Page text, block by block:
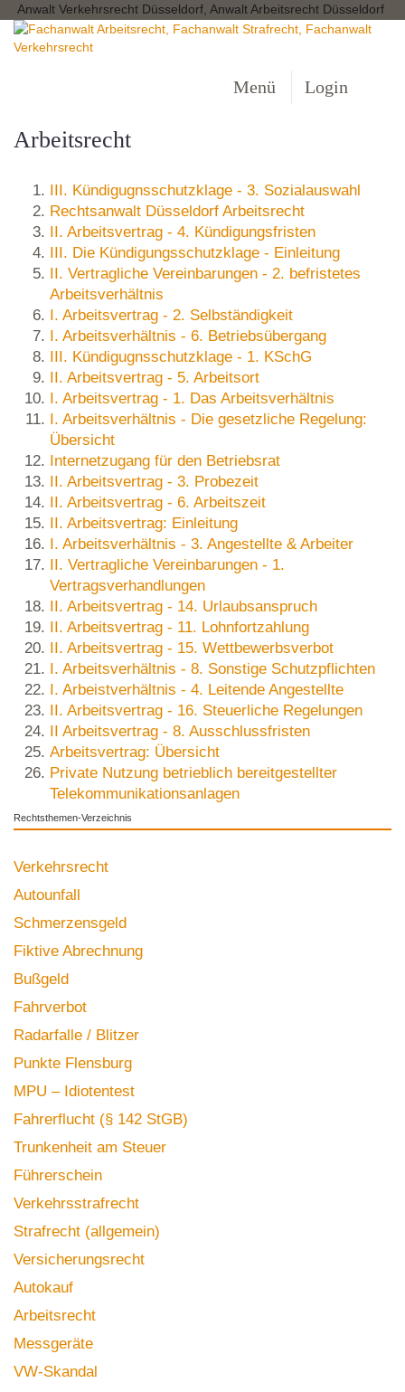
Anwalt Verkehrsrecht Düsseldorf, Anwalt Arbeitsrecht Düsseldorf
Menü Login
Arbeitsrecht
III. Kündigugnsschutzklage - 3. Sozialauswahl
Rechtsanwalt Düsseldorf Arbeitsrecht
II. Arbeitsvertrag - 4. Kündigungsfristen
III. Die Kündigungsschutzklage - Einleitung
II. Vertragliche Vereinbarungen - 2. befristetes
Arbeitsverhältnis
I. Arbeitsvertrag - 2. Selbständigkeit
I. Arbeitsverhältnis - 6. Betriebsübergang
III. Kündigugnsschutzklage - 1. KSchG
II. Arbeitsvertrag - 5. Arbeitsort
I. Arbeitsvertrag - 1. Das Arbeitsverhältnis
I. Arbeitsverhältnis - Die gesetzliche Regelung:
Übersicht
Internetzugang für den Betriebsrat
II. Arbeitsvertrag - 3. Probezeit
II. Arbeitsvertrag - 6. Arbeitszeit
II. Arbeitsvertrag: Einleitung
I. Arbeitsverhältnis - 3. Angestellte & Arbeiter
II. Vertragliche Vereinbarungen - 1.
Vertragsverhandlungen
II. Arbeitsvertrag - 14. Urlaubsanspruch
II. Arbeitsvertrag - 11. Lohnfortzahlung
II. Arbeitsvertrag - 15. Wettbewerbsverbot
I. Arbeitsverhältnis - 8. Sonstige Schutzpflichten
I. Arbeistverhältnis - 4. Leitende Angestellte
II. Arbeitsvertrag - 16. Steuerliche Regelungen
II Arbeitsvertrag - 8. Ausschlussfristen
Arbeitsvertrag: Übersicht
Private Nutzung betrieblich bereitgestellter
Telekommunikationsanlagen
Rechtsthemen-Verzeichnis
Verkehrsrecht
Autounfall
Schmerzensgeld
Fiktive Abrechnung
Bußgeld
Fahrverbot
Radarfalle / Blitzer
Punkte Flensburg
MPU – Idiotentest
Fahrerflucht (§ 142 StGB)
Trunkenheit am Steuer
Führerschein
Verkehrsstrafrecht
Strafrecht (allgemein)
Versicherungsrecht
Autokauf
Arbeitsrecht
Messgeräte
VW-Skandal